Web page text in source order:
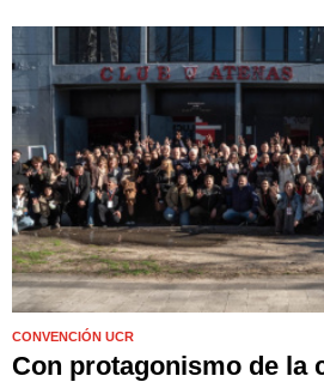
CONVENCIÓN UCR
Con protagonismo de la